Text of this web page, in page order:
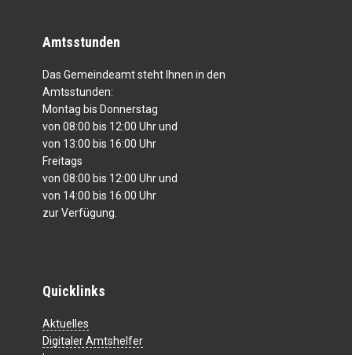
Amtsstunden
Das Gemeindeamt steht Ihnen in den
Amtsstunden:
Montag bis Donnerstag
von 08:00 bis 12:00 Uhr und
von 13:00 bis 16:00 Uhr
Freitags
von 08:00 bis 12:00 Uhr und
von 14:00 bis 16:00 Uhr
zur Verfügung.
Quicklinks
Aktuelles
Digitaler Amtshelfer